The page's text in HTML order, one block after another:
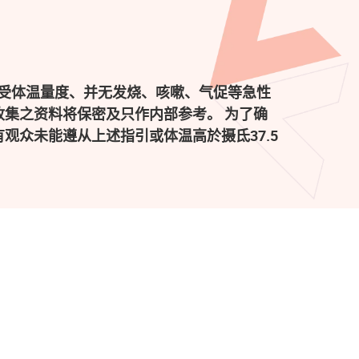
体温量度、并无发烧、咳嗽、气促等急性
之资料将保密及只作内部参考。 为了确
众未能遵从上述指引或体温高於摄氐37.5